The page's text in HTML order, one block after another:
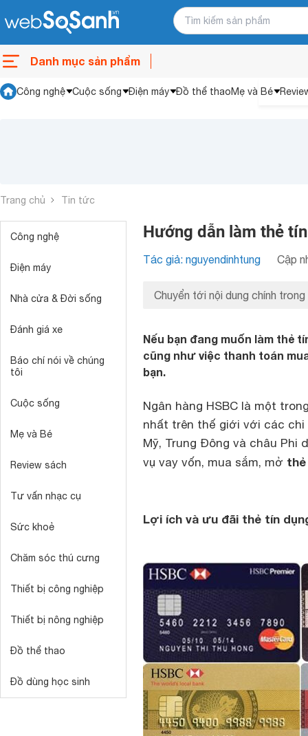
Danh mục sản phẩm
Công nghệ Cuộc sống Điện máy Đồ thể thaoMẹ và Bé
Trang chủ Tin tức
Công nghệ
Điện máy
Nhà cửa & Đời sống
Đánh giá xe
Báo chí nói về chúng
tôi
Cuộc sống
Mẹ và Bé
Review sách
Tư vấn nhạc cụ
Sức khoẻ
Chăm sóc thú cưng
Thiết bị công nghiệp
Thiết bị nông nghiệp
Đồ thể thao
Đồ dùng học sinh
Hướng dẫn làm thẻ
Tác giả: nguyendinhtung Cập
Chuyển tới nội dung chính trong
Nếu bạn đang muốn làm thẻ
cũng như việc thanh toán
bạn.
Ngân hàng HSBC là một
nhất trên thế giới với các chi
Mỹ, Trung Đông và châu
vụ vay vốn, mua sắm, mở
Lợi ích và ưu đãi thẻ tín